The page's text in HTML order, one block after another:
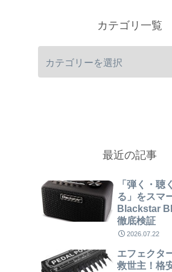
カテゴリ一覧
最近の記事
「弾く・聴
る」をスマ
Blackstar
徹底検証
2026.07.22
エフェクタ
救世主！格